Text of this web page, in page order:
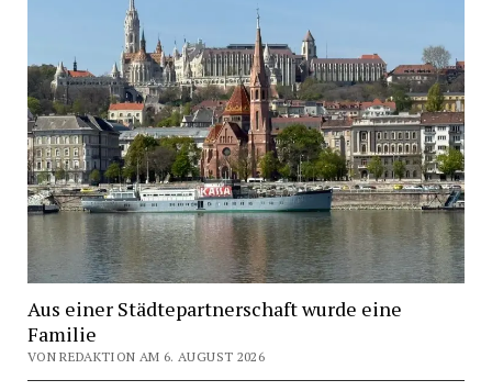
Aus einer Städtepartnerschaft wurde eine
Familie
VON REDAKTION AM 6. AUGUST 2026